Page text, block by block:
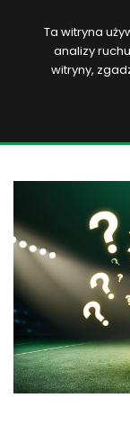
DO DOMU
QUIZY
GRY
SUBSKRYPCJA
Ta witryna
analizy
witryny,